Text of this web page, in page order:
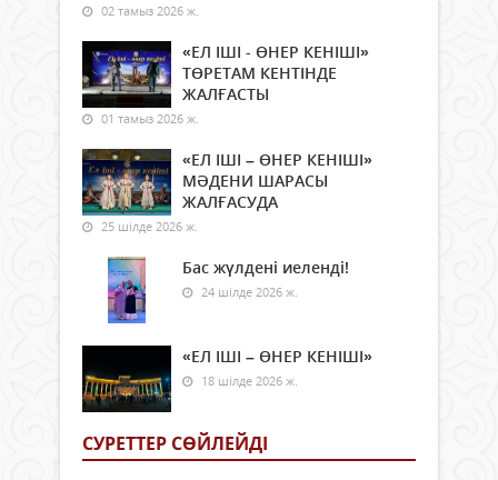
02 тамыз 2026 ж.
«ЕЛ ІШІ - ӨНЕР КЕНІШІ»
ТӨРЕТАМ КЕНТІНДЕ
ЖАЛҒАСТЫ
01 тамыз 2026 ж.
«ЕЛ ІШІ – ӨНЕР КЕНІШІ»
МӘДЕНИ ШАРАСЫ
ЖАЛҒАСУДА
25 шілде 2026 ж.
Бас жүлдені иеленді!
24 шілде 2026 ж.
«ЕЛ ІШІ – ӨНЕР КЕНІШІ»
18 шілде 2026 ж.
СУРЕТТЕР СӨЙЛЕЙДI